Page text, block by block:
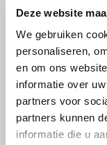
Deze website
We gebruiken
personaliseren,
en om ons
informatie over
partners voor
partners kunnen
informatie die u
zowel op korte als
de andere zit
door de dynamiek
gedachtestromen
Veelgestelde
Select?
Kan de